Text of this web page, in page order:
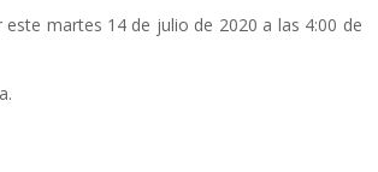
martes 14 de julio de 2020 a las 4:00 de